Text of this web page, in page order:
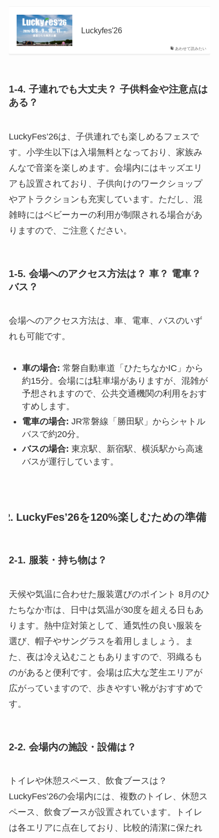
あわせて読みたい
Luckyfes'26
1-4. 子連れでも大丈夫？ 子供料金や注意点は
ある？
LuckyFes’26は、子供連れでも楽しめるフェスで
す。小学生以下は入場無料となっており、家族み
んなで音楽を楽しめます。会場内にはキッズエリ
アも設置されており、子供向けのワークショップ
やアトラクションも充実しています。ただし、混
雑時にはベビーカーの利用が制限される場合があ
りますので、ご注意ください。
1-5. 会場へのアクセス方法は？ 車？ 電車？
バス？
会場へのアクセス方法は、車、電車、バスのいず
れも可能です。
車の場合: 常磐自動車道「ひたちなかIC」から
約15分。会場には駐車場がありますが、混雑が
予想されますので、公共交通機関の利用をおす
すめします。
電車の場合: JR常磐線「勝田駅」からシャトル
バスで約20分。
バスの場合: 東京駅、新宿駅、横浜駅から高速
バスが運行しています。
2. LuckyFes’26を120%楽しむための準備
2-1. 服装・持ち物は？
天候や気温に合わせた服装選びのポイント 8月のひ
たちなか市は、日中は気温が30度を超える日もあ
ります。熱中症対策として、通気性の良い服装を
選び、帽子やサングラスを着用しましょう。ま
た、夜は冷え込むこともありますので、羽織るも
のがあると便利です。会場は広大な芝生エリアが
広がっていますので、歩きやすい靴がおすすめで
す。
2-2. 会場内の施設・設備は？
トイレや休憩スペース、飲食ブースは？
LuckyFes’26の会場内には、複数のトイレ、休憩ス
ペース、飲食ブースが設置されています。トイレ
は各エリアに点在しており、比較的清潔に保たれ